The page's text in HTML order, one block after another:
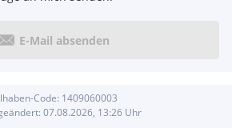
E-Mail absenden
Code: 1409060003
07.08.2026, 13:26Uhr